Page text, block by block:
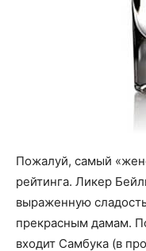
Пожалуй, самый
рейтинга. Ликер
выраженную
прекрасным дамам.
входит Самбука (в